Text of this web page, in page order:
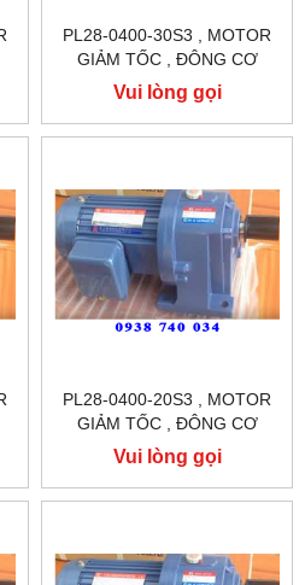
PL28-0400-30S3 , MOTOR
GIẢM TỐC , ĐÔNG CƠ
GIẢM TỐC CHÂN ĐẾ
TUNGLEE
Vui lòng gọi
PL28-0400-20S3 , MOTOR
GIẢM TỐC , ĐÔNG CƠ
GIẢM TỐC CHÂN ĐẾ
TUNGLEE
Vui lòng gọi